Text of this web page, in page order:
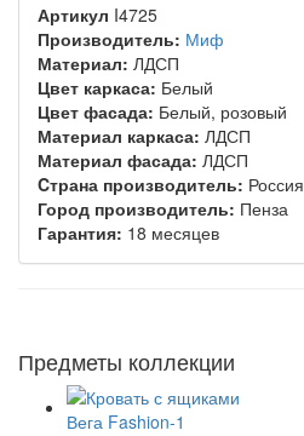
Артикул I4725
Производитель: Миф
Материал: ЛДСП
Цвет каркаса: Белый
Цвет фасада: Белый, розовый
Материал каркаса: ЛДСП
Материал фасада: ЛДСП
Cтрана производитель: Россия
Город производитель: Пенза
Гарантия: 18 месяцев
Предметы коллекции